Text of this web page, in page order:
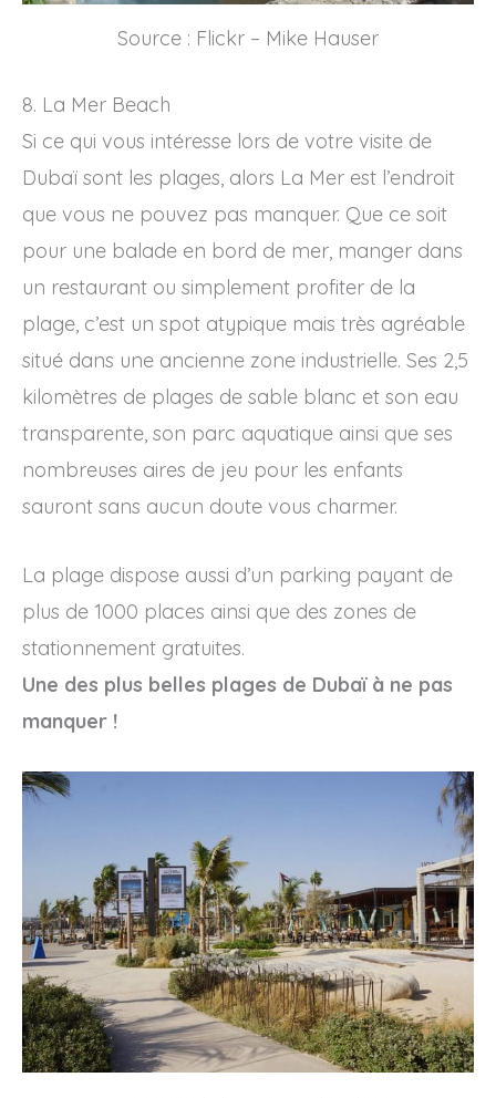
Source : Flickr – Mike Hauser
8. La Mer Beach
Si ce qui vous intéresse lors de votre visite de
Dubaï sont les plages, alors La Mer est l’endroit
que vous ne pouvez pas manquer. Que ce soit
pour une balade en bord de mer, manger dans
un restaurant ou simplement profiter de la
plage, c’est un spot atypique mais très agréable
situé dans une ancienne zone industrielle. Ses 2,5
kilomètres de plages de sable blanc et son eau
transparente, son parc aquatique ainsi que ses
nombreuses aires de jeu pour les enfants
sauront sans aucun doute vous charmer.
La plage dispose aussi d’un parking payant de
plus de 1000 places ainsi que des zones de
stationnement gratuites.
Une des plus belles plages de Dubaï à ne pas
manquer !